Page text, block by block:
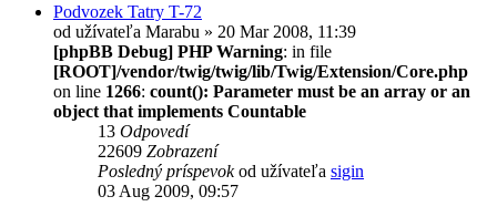
Podvozek Tatry T-72
od užívateľa Marabu » 20 Mar 2008, 11:39
[phpBB Debug] PHP Warning: in file
[ROOT]/vendor/twig/twig/lib/Twig/Extension/Core.php
on line 1266: count(): Parameter must be an array or an
object that implements Countable
13 Odpovedí
22609 Zobrazení
Posledný príspevokod užívateľa sigin
03 Aug 2009, 09:57